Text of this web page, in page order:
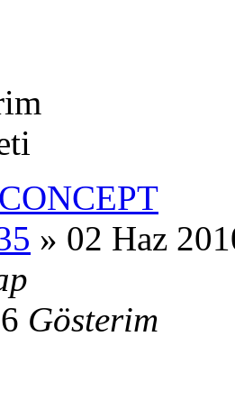
» 02 Haz
Gösterim